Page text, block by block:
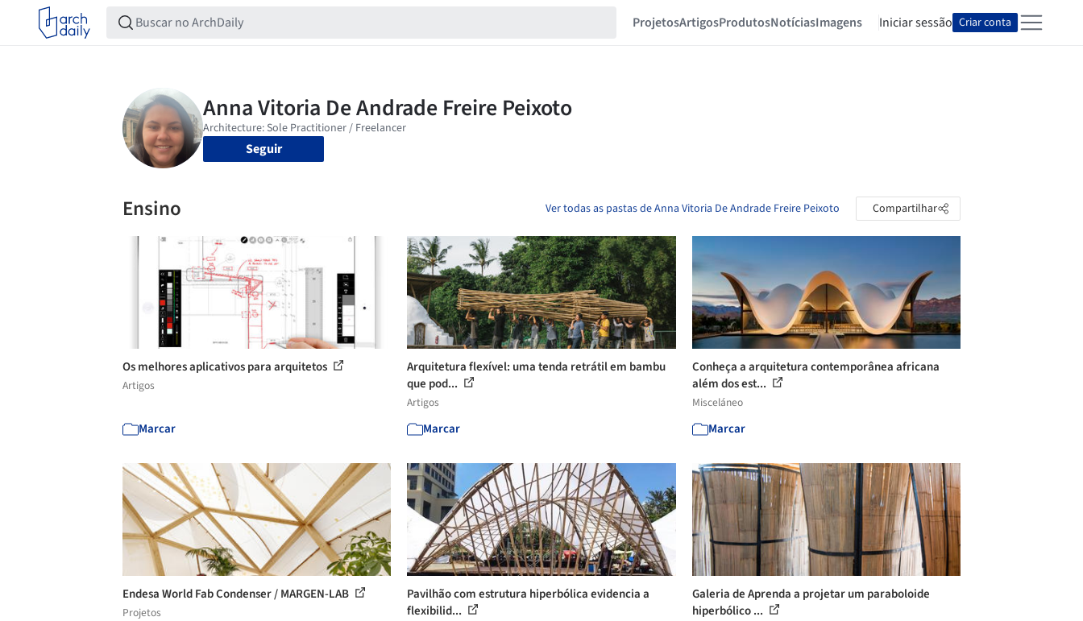
ProjetosArtigosProdutosNotíciasImagens Iniciar sessão Criar conta
Seguir
Ensino Ver todas as pastas de Anna Vitoria De Andrade Freire Peixoto Compartilhar
Os melhores aplicativos para arquitetos
Artigos
Marcar
Arquitetura flexível: uma tenda retrátil em bambu
que pod...
Artigos
Marcar
Conheça a arquitetura contemporânea africana
além dos est...
Misceláneo
Marcar
Endesa World Fab Condenser / MARGEN-LAB
Projetos
Pavilhão com estrutura hiperbólica evidencia a
flexibilid...
Galeria de Aprenda a projetar um paraboloide
hiperbólico ...